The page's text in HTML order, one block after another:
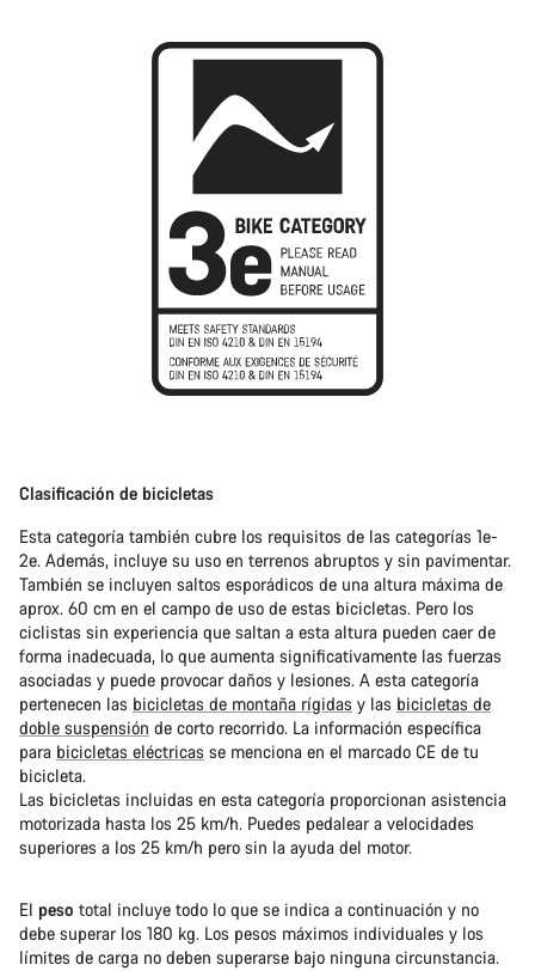
Clasificación de bicicletas
Esta categoría también cubre los requisitos de las categorías 1e-
2e. Además, incluye su uso en terrenos abruptos y sin pavimentar.
También se incluyen saltos esporádicos de una altura máxima de
aprox. 60 cm en el campo de uso de estas bicicletas. Pero los
ciclistas sin experiencia que saltan a esta altura pueden caer de
forma inadecuada, lo que aumenta significativamente las fuerzas
asociadas y puede provocar daños y lesiones. A esta categoría
pertenecen las bicicletas de montaña rígidas y las bicicletas de
doble suspensión de corto recorrido. La información específica
para bicicletas eléctricas se menciona en el marcado CE de tu
bicicleta.
Las bicicletas incluidas en esta categoría proporcionan asistencia
motorizada hasta los 25 km/h. Puedes pedalear a velocidades
superiores a los 25 km/h pero sin la ayuda del motor.
El peso total incluye todo lo que se indica a continuación y no
debe superar los 180 kg. Los pesos máximos individuales y los
límites de carga no deben superarse bajo ninguna circunstancia.